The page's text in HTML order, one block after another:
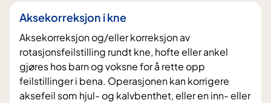
Aksekorreksjon i kne
Aksekorreksjon og/eller korreksjon av
rotasjonsfeilstilling rundt kne, hofte eller ankel
gjøres hos barn og voksne for å rette opp
feilstillinger i bena. Operasjonen kan korrigere
aksefeil som hjul- og kalvbenthet, eller en inn- eller